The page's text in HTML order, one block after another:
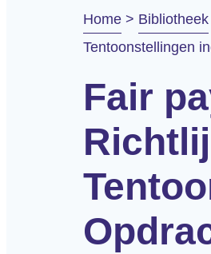
Home > Bibliotheek
Tentoonstellingen
Fair